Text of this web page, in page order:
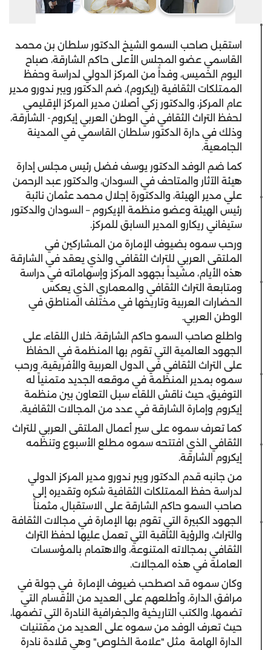
استقبل صاحب السمو الشيخ الدكتور سلطان بن محمد
القاسمي عضو المجلس الأعلى حاكم الشارقة، صباح
اليوم الخميس، وفداً من المركز الدولي لدراسة وحفظ
الممتلكات الثقافية (إيكروم)، ضم الدكتور ويبر ندورو مدير
عام المركز، والدكتور زكي أصلان مدير المركز الإقليمي
لحفظ التراث الثقافي في الوطن العربي إيكروم- الشارقة،
وذلك في دارة الدكتور سلطان القاسمي في المدينة
الجامعية.
كما ضم الوفد الدكتور يوسف فضل رئيس مجلس إدارة
هيئة الآثار والمتاحف في السودان، والدكتور عبد الرحمن
علي مدير الهيئة، والدكتورة إجلال محمد عثمان نائبة
رئيس الهيئة وعضو منظمة الإيكروم – السودان والدكتور
ستيفاني ريكارو المدير السابق للمركز.
ورحب سموه بضيوف الإمارة من المشاركين في
الملتقى العربي للتراث الثقافي والذي يعقد في الشارقة
هذه الأيام، مشيداً بجهود المركز وإسهاماته في دراسة
ومتابعة التراث الثقافي والمعماري الذي يعكس
الحضارات العربية وتاريخها في مختلف المناطق في
الوطن العربي.
واطلع صاحب السمو حاكم الشارقة، خلال اللقاء، على
الجهود العالمية التي تقوم بها المنظمة في الحفاظ
على التراث الثقافي في الدول العربية والأفريقية، ورحب
سموه بمدير المنظمة في موقعه الجديد متمنياً له
التوفيق، حيث ناقش اللقاء سبل التعاون بين منظمة
إيكروم وإمارة الشارقة في عدد من المجالات الثقافية.
كما تعرف سموه على سير أعمال الملتقى العربي للتراث
الثقافي الذي افتتحه سموه مطلع الأسبوع وتنظمه
إيكروم الشارقة.
من جانبه قدم الدكتور ويبر ندورو مدير المركز الدولي
لدراسة حفظ الممتلكات الثقافية شكره وتقديره إلى
صاحب السمو حاكم الشارقة على الاستقبال، مثمناً
الجهود الكبيرة التي تقوم بها الإمارة في مجالات الثقافة
والتراث، والرؤية الثاقبة التي تعمل عليها لحفظ التراث
الثقافي بمجالاته المتنوعة، والاهتمام بالمؤسسات
العاملة في هذه المجالات.
وكان سموه قد اصطحب ضيوف الإمارة في جولة في
مرافق الدارة، وأطلعهم على العديد من الأقسام التي
تضمها، والكتب التاريخية والجغرافية النادرة التي تضمها،
حيث تعرف الوفد من سموه على العديد من مقتنيات
الدارة الهامة مثل "علامة الخلوص" وهي قلادة نادرة